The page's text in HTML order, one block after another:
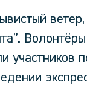
участников